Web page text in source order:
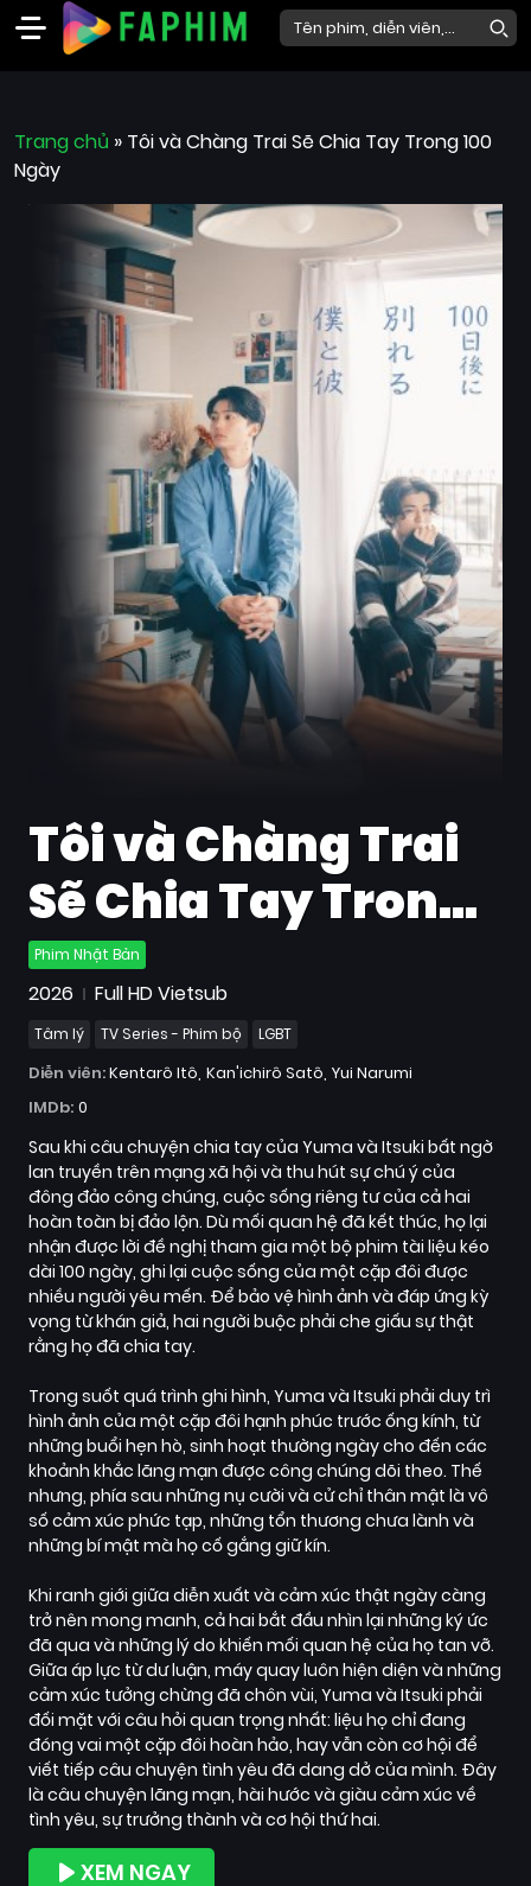
Phim
Mới
Phim
Phim
Trang chủ » Tôi và Chàng Trai Sẽ Chia Tay Trong 100
Ngày
Tôi và Chàng Trai
Sẽ Chia Tay Trong
100 Ngày
Phim Nhật Bản
2026 Full HD Vietsub
Tâm lý TV Series - Phim bộ LGBT
Diễn viên:Kentarô Itô Kan'ichirô Satô Yui Narumi
IMDb: 0
Sau khi câu chuyện chia tay của Yuma và Itsuki bất ngờ
lan truyền trên mạng xã hội và thu hút sự chú ý của
đông đảo công chúng, cuộc sống riêng tư của cả hai
hoàn toàn bị đảo lộn. Dù mối quan hệ đã kết thúc, họ lại
nhận được lời đề nghị tham gia một bộ phim tài liệu kéo
dài 100 ngày, ghi lại cuộc sống của một cặp đôi được
nhiều người yêu mến. Để bảo vệ hình ảnh và đáp ứng kỳ
vọng từ khán giả, hai người buộc phải che giấu sự thật
rằng họ đã chia tay.
Trong suốt quá trình ghi hình, Yuma và Itsuki phải duy trì
hình ảnh của một cặp đôi hạnh phúc trước ống kính, từ
những buổi hẹn hò, sinh hoạt thường ngày cho đến các
khoảnh khắc lãng mạn được công chúng dõi theo. Thế
nhưng, phía sau những nụ cười và cử chỉ thân mật là vô
số cảm xúc phức tạp, những tổn thương chưa lành và
những bí mật mà họ cố gắng giữ kín.
Khi ranh giới giữa diễn xuất và cảm xúc thật ngày càng
trở nên mong manh, cả hai bắt đầu nhìn lại những ký ức
đã qua và những lý do khiến mối quan hệ của họ tan vỡ.
Giữa áp lực từ dư luận, máy quay luôn hiện diện và những
cảm xúc tưởng chừng đã chôn vùi, Yuma và Itsuki phải
đối mặt với câu hỏi quan trọng nhất: liệu họ chỉ đang
đóng vai một cặp đôi hoàn hảo, hay vẫn còn cơ hội để
viết tiếp câu chuyện tình yêu đã dang dở của mình. Đây
là câu chuyện lãng mạn, hài hước và giàu cảm xúc về
tình yêu, sự trưởng thành và cơ hội thứ hai.
XEM NGAY